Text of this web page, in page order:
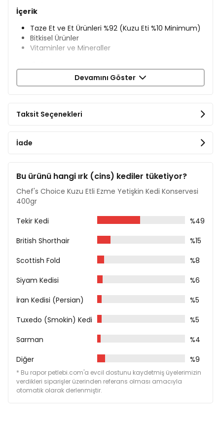
İçerik
Taze Et ve Et Ürünleri %92 (Kuzu Eti %10 Minimum)
Bitkisel Ürünler
Vitaminler ve Mineraller
Ham Lif %0,2
Nem %82
Oda sıcaklığında servis ediniz.
Devamını Göster
Taksit Seçenekleri
İade
Bu ürünü hangi ırk (cins) kediler tüketiyor?
Chef's Choice Kuzu Etli Ezme Yetişkin Kedi Konservesi
400gr
Tekir Kedi
%49
British Shorthair
%15
Scottish Fold
%8
Siyam Kedisi
%6
İran Kedisi (Persian)
%5
Tuxedo (Smokin) Kedi
%5
Sarman
%4
Diğer
%9
* Bu rapor petlebi.com'a evcil dostunu kaydetmiş üyelerimizin
verdikleri siparişler üzerinden referans olması amacıyla
otomatik olarak derlenmiştir.